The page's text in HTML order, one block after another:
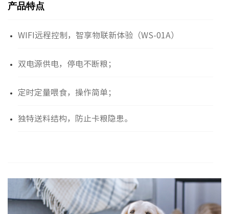
产品特点
WIFI远程控制，智享物联新体验（WS-01A）
双电源供电，停电不断粮；
定时定量喂食，操作简单；
独特送料结构，防止卡粮隐患。